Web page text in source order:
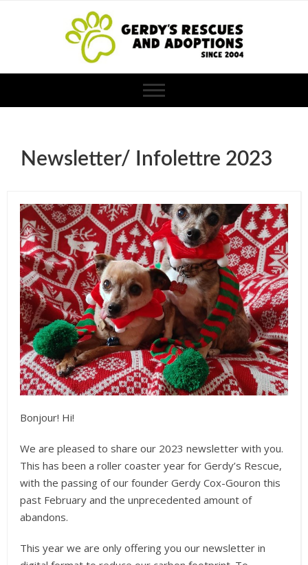
Newsletter/ Infolettre 2023
Bonjour! Hi!
We are pleased to share our 2023 newsletter with you.
This has been a roller coaster year for Gerdy’s Rescue,
with the passing of our founder Gerdy Cox-Gouron this
past February and the unprecedented amount of
abandons.
This year we are only offering you our newsletter in